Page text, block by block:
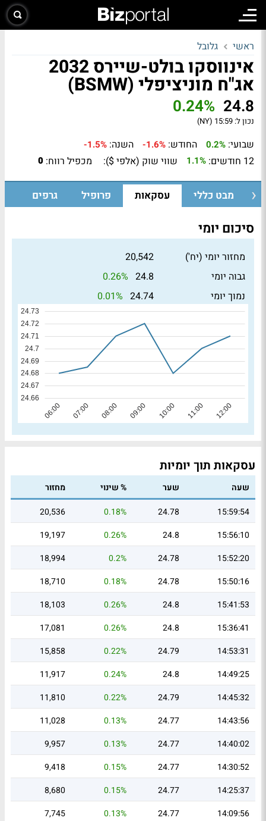
ראשי גלובל
אינווסקו בולט-שיירס 2032
אג"ח מוניציפלי (BSMW)
24.8
0.24%
נכון ל: 15:59 (NY)
שבועי: 0.2% החודש: -1.6% השנה: -1.5%
12 חודשים: 1.1% שווי שוק (אלפי $): מכפיל רווח: 0
מבט כללי עסקאות פרופיל גרפים
סיכום יומי
מחזור יומי (יח')
20,542
גבוה יומי
24.8
0.26%
נמוך יומי
24.74
0.01%
עסקאות תוך יומיות
שעה שער % שינוי
מחזור
15:59:54
24.78
0.18%
20,536
15:56:10
24.8
0.26%
19,197
15:52:20
24.78
0.2%
18,994
15:50:16
24.78
0.18%
18,710
15:41:53
24.8
0.26%
18,103
15:36:41
24.8
0.26%
17,081
14:53:31
24.79
0.22%
15,858
14:49:25
24.8
0.24%
11,917
14:45:32
24.79
0.22%
11,810
14:43:56
24.77
0.13%
11,028
14:40:02
24.77
0.13%
9,957
14:30:52
24.77
0.15%
9,418
14:25:37
24.77
0.15%
8,680
14:09:56
24.77
0.13%
7,745